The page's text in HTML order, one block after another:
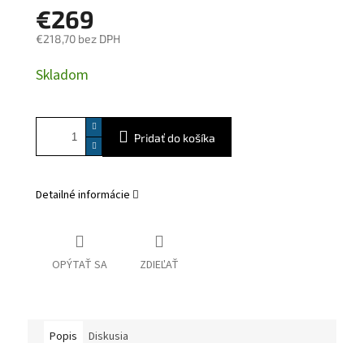
€269
€218,70 bez DPH
cena:
Skladom
Pridať do košíka
Detailné informácie
OPÝTAŤ SA ZDIEĽAŤ
Popis Diskusia